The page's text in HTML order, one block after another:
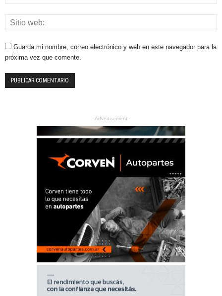
Guarda mi nombre, correo electrónico y web en este navegador para la
próxima vez que comente.
- Advertisement -